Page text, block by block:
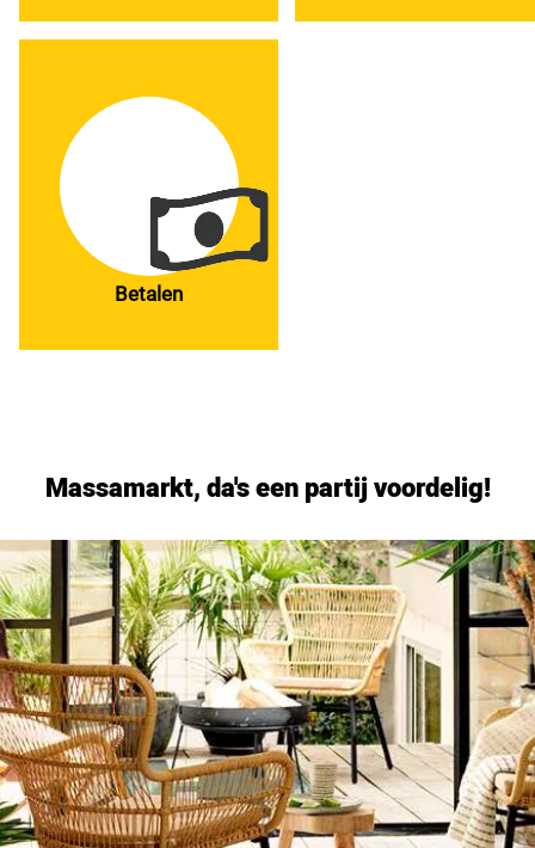
Betalen
Massamarkt, da's een partij voordelig!